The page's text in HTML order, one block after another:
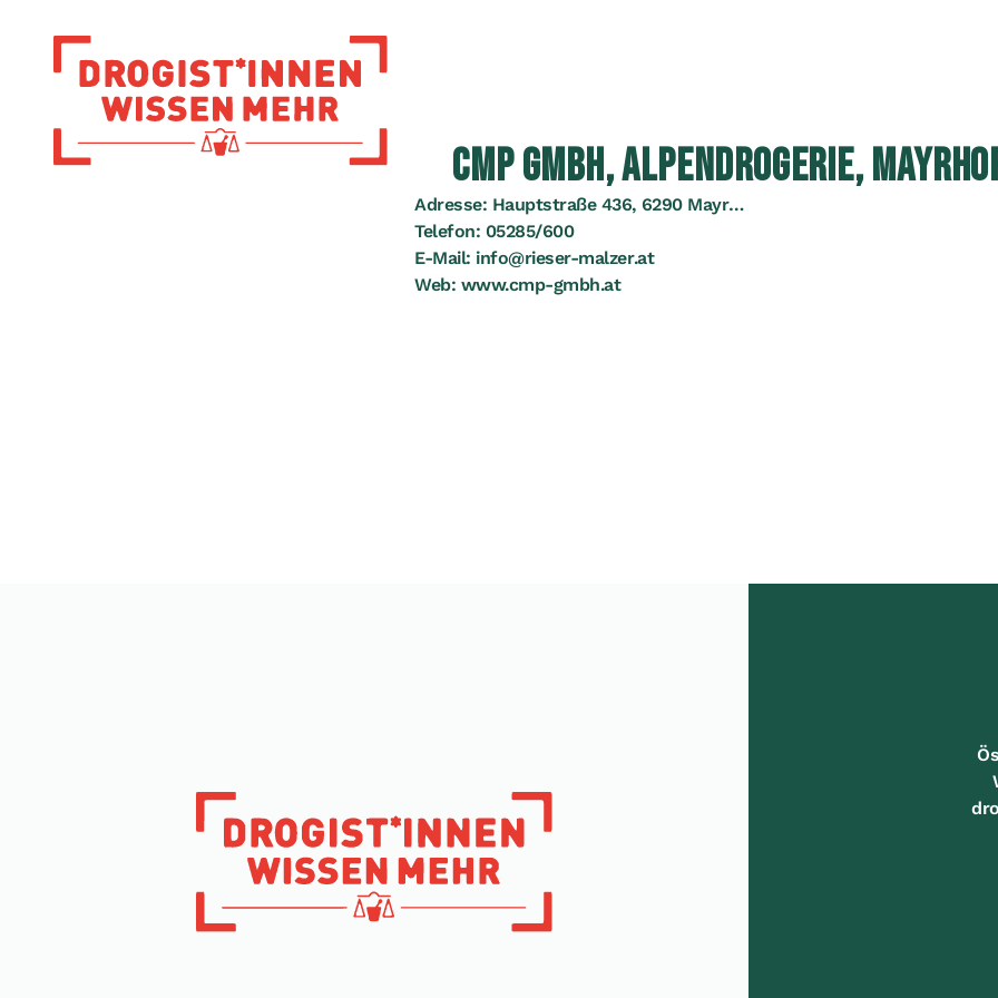
Zur Startseite
CMP GMBH, ALPENDROGERIE,
Adresse: Hauptstraße 436, 6290 Mayrhofen
Telefon: 05285/600
E-Mail: info@rieser-malzer.at
Web: www.cmp-gmbh.at